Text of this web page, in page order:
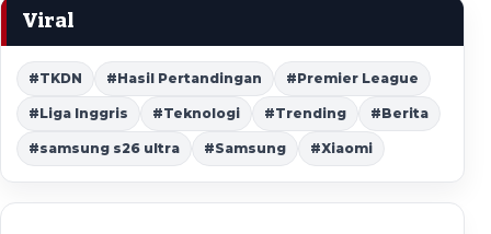
Viral
#TKDN #Hasil Pertandingan #Premier League
#Liga Inggris #Teknologi #Trending #Berita
#samsung s26 ultra #Samsung #Xiaomi